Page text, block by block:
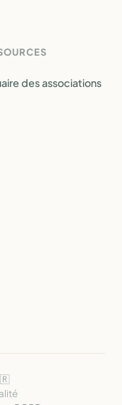
des associations